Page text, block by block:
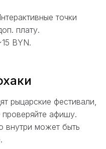
точки
плату.
BYN.
рыцарские фестивали,
афишу.
внутри может быть